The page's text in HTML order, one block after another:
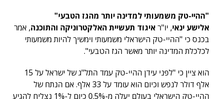
"ההיי-טק משמעותי למדינה יותר מהגז הטבעי"
אלישע ינאי, יו"ראיגוד תעשיית האלקטרוניקה והתוכנה, אמר
בכנס כי "ההיי-טק הישראלי משמעותי וימשיך להיות משמעותי
לכלכלת המדינה יותר מאשר הגז הטבעי".
הוא ציין כי "לפני עידן ההיי-טק עמד התל"ג של ישראל על 15
אלף דולר לנפש וכיום הוא עומד על 33 אלף. אם הנתח של
ההיי-טק הישראלי בעולם יעלה מ-0.5% כיום ל-1% נצליח להגיע